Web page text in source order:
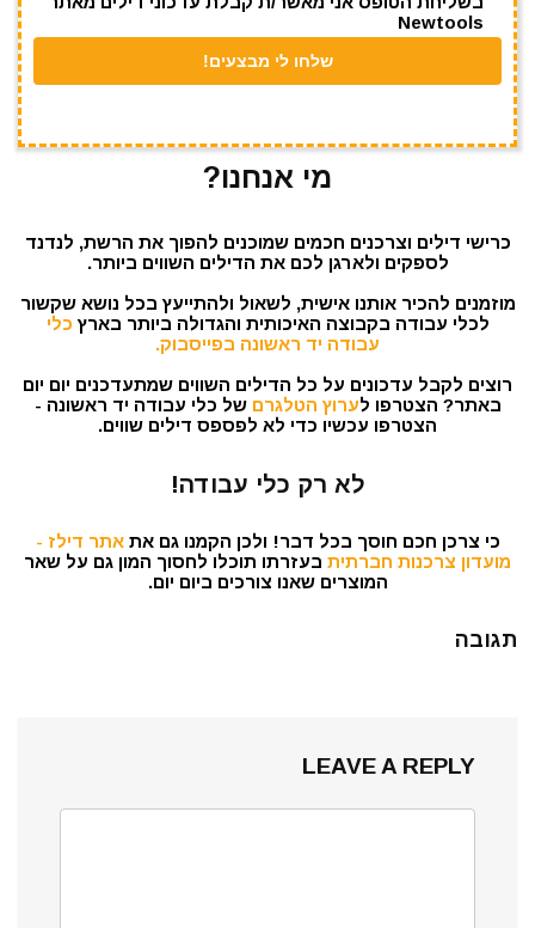
Newtools
מי אנחנו?
כרישי דילים וצרכנים חכמים שמוכנים להפוך את הרשת, לנדנד
לספקים ולארגן לכם את הדילים השווים ביותר.
מוזמנים להכיר אותנו אישית, לשאול ולהתייעץ בכל נושא שקשור
לכלי עבודה בקבוצה האיכותית והגדולה ביותר בארץ כלי
עבודה יד ראשונה בפייסבוק.
רוצים לקבל עדכונים על כל הדילים השווים שמתעדכנים יום יום
באתר? הצטרפו לערוץ הטלגרם של כלי עבודה יד ראשונה -
הצטרפו עכשיו כדי לא לפספס דילים שווים.
לא רק כלי עבודה!
כי צרכן חכם חוסך בכל דבר! ולכן הקמנו גם אתאתר דילז -
מועדון צרכנות חברתית בעזרתו תוכלו לחסוך המון גם על שאר
המוצרים שאנו צורכים ביום יום.
תגובה
LEAVE A REPLY